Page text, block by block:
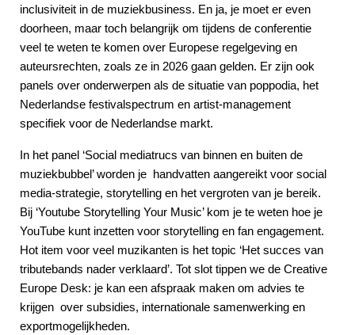
inclusiviteit in de muziekbusiness. En ja, je moet er even
doorheen, maar toch belangrijk om tijdens de conferentie
veel te weten te komen over Europese regelgeving en
auteursrechten, zoals ze in 2026 gaan gelden. Er zijn ook
panels over onderwerpen als de situatie van poppodia, het
Nederlandse festivalspectrum en artist-management
specifiek voor de Nederlandse markt.
In het panel ‘Social mediatrucs van binnen en buiten de
muziekbubbel’ worden je handvatten aangereikt voor social
media-strategie, storytelling en het vergroten van je bereik.
Bij ‘Youtube Storytelling Your Music’ kom je te weten hoe je
YouTube kunt inzetten voor storytelling en fan engagement.
Hot item voor veel muzikanten is het topic ‘Het succes van
tributebands nader verklaard’. Tot slot tippen we de Creative
Europe Desk: je kan een afspraak maken om advies te
krijgen over subsidies, internationale samenwerking en
exportmogelijkheden.